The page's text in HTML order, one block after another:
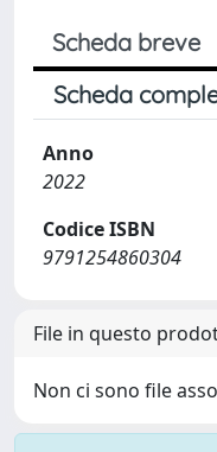
Scheda breve
Scheda
Anno
2022
Codice ISBN
9791254860304
File in questo
Non ci sono file